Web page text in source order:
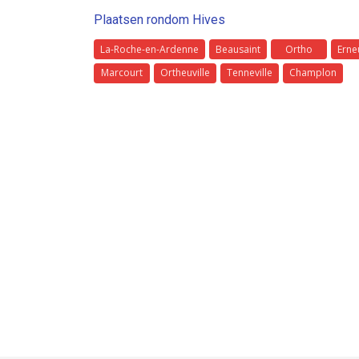
Plaatsen rondom Hives
La-Roche-en-Ardenne Beausaint Ortho
Marcourt
Ortheuville Tenneville Champlon